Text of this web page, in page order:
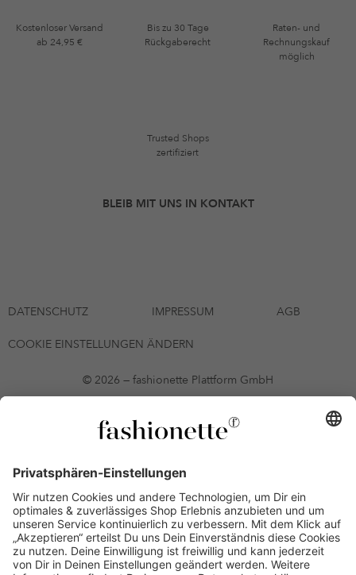
Kostenloser Versand
ab 24,95 €
Bis zu 30 Tage
Rückgaberecht
Raten- und
Rechnungskauf
möglich
Trusted Shops
zertifiziert
BLEIB MIT UNS IN KONTAKT
DATENSCHUTZ IMPRESSUM AGB
COOKIE EINSTELLUNGEN ÄNDERN
© 2026 — fashionette Plattform GmbH
*Gutschein bis zum 12.08.2026 mehrmals auf alle Artikel der Seite
fashionette.at/selected-styles anwendbar. Es gelten die in den AGB
Einzelne Marken und Artikel können ausgeschlossen sein. Bonität
vorausgesetzt, alle Preise inkl. MwSt. und ohne Versandkosten. Bei
Ratenkäufen kann die letzte Rate geringfügig abweichen. Die
Anzahl der Raten und die jeweilige Verfügbarkeit von
Zahlungsmethoden kann variieren. Die Prominenten, die
namentlich genannt oder dargestellt werden, haben keine der auf